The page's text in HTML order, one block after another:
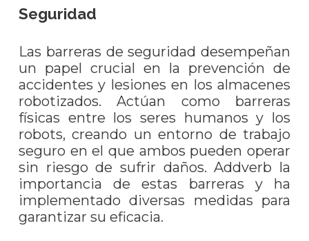
Seguridad
Las barreras de seguridad desempeñan
un papel crucial en la prevención de
accidentes y lesiones en los almacenes
robotizados. Actúan como barreras
físicas entre los seres humanos y los
robots, creando un entorno de trabajo
seguro en el que ambos pueden operar
sin riesgo de sufrir daños. Addverb la
importancia de estas barreras y ha
implementado diversas medidas para
garantizar su eficacia.